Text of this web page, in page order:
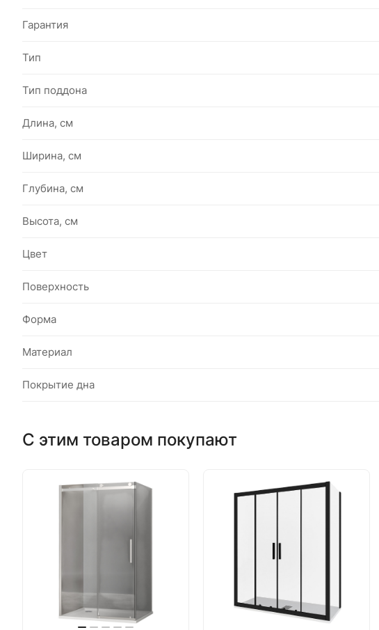
Гарантия
Тип
Тип поддона
Длина, см
Ширина, см
Глубина, см
Высота, см
Цвет
Поверхность
Форма
Материал
Покрытие дна
С этим товаром покупают